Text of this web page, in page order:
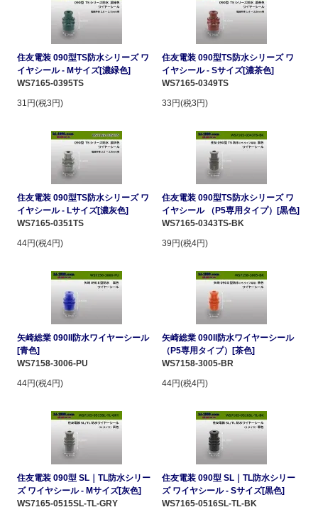
住友電装 090型TS防水シリーズ ワ
イヤシール - Mサイズ[濃緑色]
WS7165-0395TS
31円(税3円)
住友電装 090型TS防水シリーズ ワ
イヤシール - Sサイズ[濃茶色]
WS7165-0349TS
33円(税3円)
住友電装 090型TS防水シリーズ ワ
イヤシール - Lサイズ[濃灰色]
WS7165-0351TS
44円(税4円)
住友電装 090型TS防水シリーズ ワ
イヤシール （P5専用タイプ）[黒色]
WS7165-0343TS-BK
39円(税4円)
矢崎総業 090II防水ワイヤーシール
[青色]
WS7158-3006-PU
44円(税4円)
矢崎総業 090II防水ワイヤーシール
（P5専用タイプ）[茶色]
WS7158-3005-BR
44円(税4円)
住友電装 090型 SL｜TL防水シリー
ズ ワイヤシール - Mサイズ[灰色]
WS7165-0515SL-TL-GRY
住友電装 090型 SL｜TL防水シリー
ズ ワイヤシール - Sサイズ[黒色]
WS7165-0516SL-TL-BK